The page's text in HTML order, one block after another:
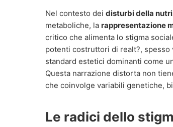
Nel contesto dei disturbi della
metaboliche, la rappresentazione
critico che alimenta lo stigma
potenti costruttori di realt?, spesso
standard estetici dominanti come
Questa narrazione distorta non
che coinvolge variabili genetiche,
Le radici dello